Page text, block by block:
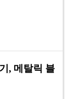
, 메탈릭 블